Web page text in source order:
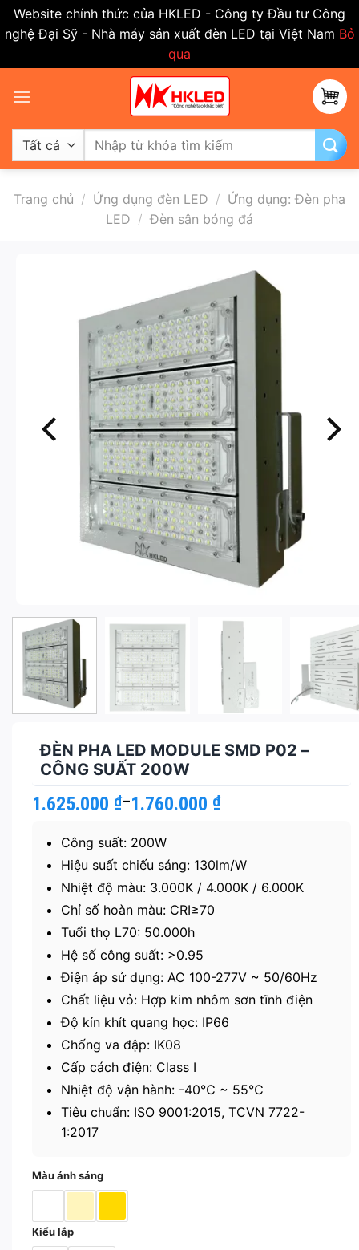
Website chính thức của HKLED - Công ty Đầu tư Công
nghệ Đại Sỹ - Nhà máy sản xuất đèn LED tại Việt Nam Bỏ
qua
qua
dung
Tìm
kiếm:
Trang chủ / Ứng dụng đèn LED / Ứng dụng: Đèn pha
LED / Đèn sân bóng đá
ĐÈN PHA LED MODULE SMD P02 –
CÔNG SUẤT 200W
1.625.000 ₫–1.760.000 ₫
Khoảng
giá:
1.625.000 ₫
1.760.000 ₫
Công suất: 200W
Hiệu suất chiếu sáng: 130lm/W
Nhiệt độ màu: 3.000K / 4.000K / 6.000K
Chỉ số hoàn màu: CRI≥70
Tuổi thọ L70: 50.000h
Hệ số công suất: >0.95
Điện áp sử dụng: AC 100-277V ~ 50/60Hz
Chất liệu vỏ: Hợp kim nhôm sơn tĩnh điện
Độ kín khít quang học: IP66
Chống va đập: IK08
Cấp cách điện: Class I
Nhiệt độ vận hành: -40℃ ~ 55℃
Tiêu chuẩn: ISO 9001:2015, TCVN 7722-
1:2017
Màu ánh sáng
Kiểu lắp